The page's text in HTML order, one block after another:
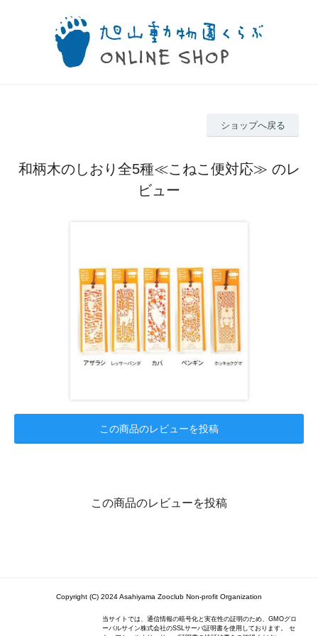
ショップへ戻る
和柄木のしおり全5種≪こねこ便対応≫ のレ
ビュー
この商品のレビューを投稿
この商品のレビューを投稿
Copyright (C) 2024 Asahiyama Zooclub Non-profit Organization
当サイトでは、通信情報の暗号化と実在性の証明のため、GMOグロ
ーバルサイン株式会社のSSLサーバ証明書を使用しております。 セ